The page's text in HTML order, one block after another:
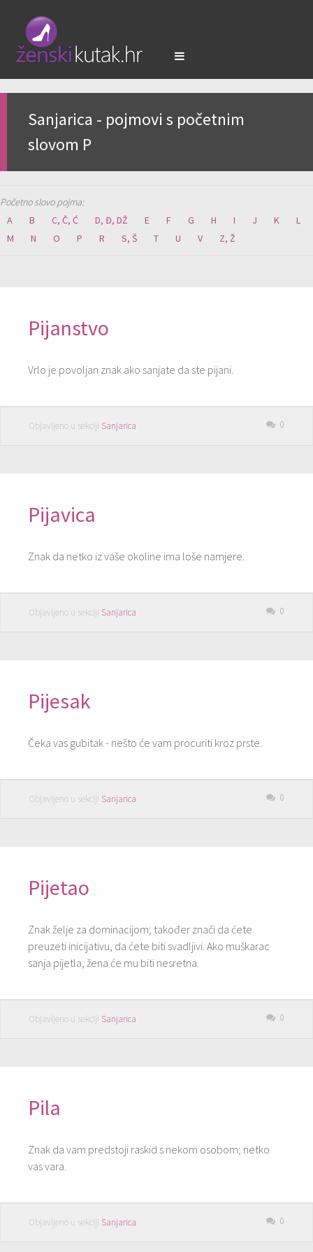
Sanjarica - pojmovi s početnim
slovom P
Početno slovo pojma:
A
B C, Č, Ć D, Đ, DŽ E F G H I J K
L
M
N O P R S, Š T U V Z, Ž
Pijanstvo
Vrlo je povoljan znak ako sanjate da ste pijani.
Objavljeno u sekciji Sanjarica 0
Pijavica
Znak da netko iz vaše okoline ima loše namjere.
Objavljeno u sekciji Sanjarica 0
Pijesak
Čeka vas gubitak - nešto će vam procuriti kroz prste.
Objavljeno u sekciji Sanjarica 0
Pijetao
Znak želje za dominacijom; također znači da ćete
preuzeti inicijativu, da ćete biti svadljivi. Ako muškarac
sanja pijetla, žena će mu biti nesretna.
Objavljeno u sekciji Sanjarica 0
Pila
Znak da vam predstoji raskid s nekom osobom; netko
vas vara.
Objavljeno u sekciji Sanjarica 0